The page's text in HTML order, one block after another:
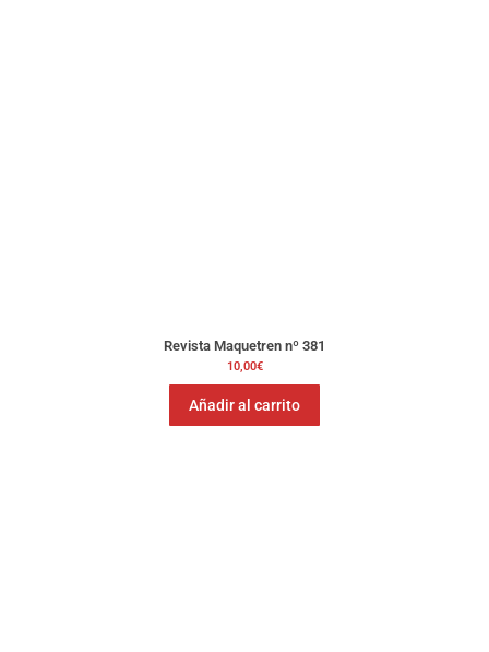
Revista Maquetren nº 381
10,00€
Añadir al carrito